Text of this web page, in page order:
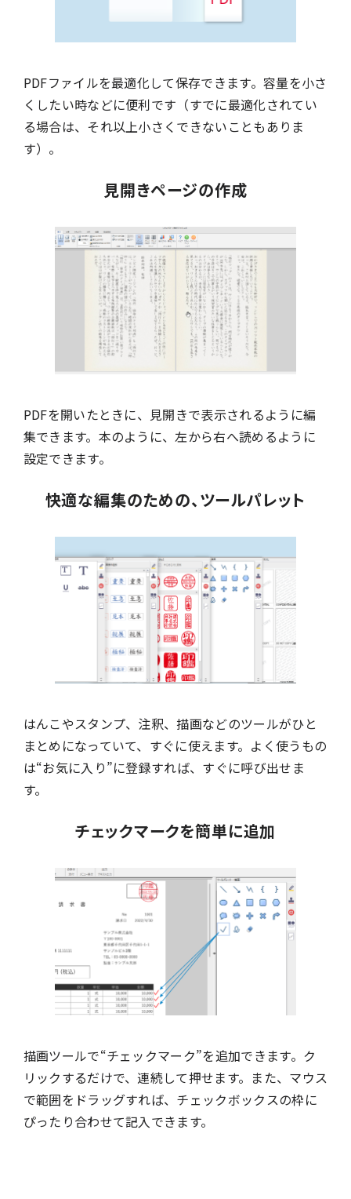
PDFファイルを最適化して保存できます。容量を小さ
くしたい時などに便利です（すでに最適化されてい
る場合は、それ以上小さくできないこともありま
す）。
見開きページの作成
PDFを開いたときに、見開きで表示されるように編
集できます。本のように、左から右へ読めるように
設定できます。
快適な編集のための、ツールパレット
はんこやスタンプ、注釈、描画などのツールがひと
まとめになっていて、すぐに使えます。よく使うもの
は“お気に入り”に登録すれば、すぐに呼び出せま
す。
チェックマークを簡単に追加
描画ツールで“チェックマーク”を追加できます。ク
リックするだけで、連続して押せます。また、マウス
で範囲をドラッグすれば、チェックボックスの枠に
ぴったり合わせて記入できます。